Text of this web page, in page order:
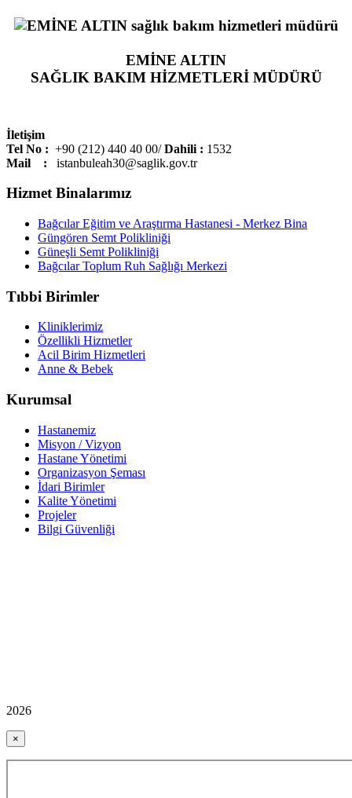
EMİNE ALTIN
SAĞLIK BAKIM HİZMETLERİ MÜDÜRÜ
İletişim
Tel No : +90 (212) 440 40 00/Dahili : 1532
Mail :
istanbuleah30@saglik.gov.tr
Hizmet Binalarımız
Bağcılar Eğitim ve Araştırma Hastanesi - Merkez Bina
Güngören Semt Polikliniği
Güneşli Semt Polikliniği
Bağcılar Toplum Ruh Sağlığı Merkezi
Tıbbi Birimler
Kliniklerimiz
Özellikli Hizmetler
Acil Birim Hizmetleri
Anne & Bebek
Kurumsal
Hastanemiz
Misyon / Vizyon
Hastane Yönetimi
Organizasyon Şeması
İdari Birimler
Kalite Yönetimi
Projeler
Bilgi Güvenliği
2026
×